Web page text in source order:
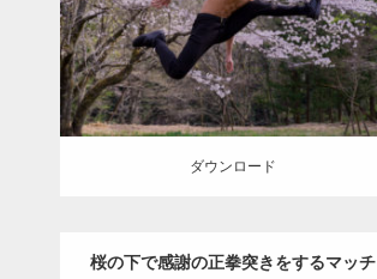
AKIHITO(細マッチョ) 腹筋
ダウンロード
ダウンロード
桜の下で感謝の正拳突きをするマッチ